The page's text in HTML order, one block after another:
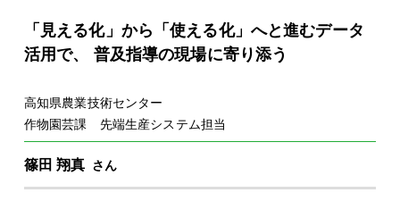
「見える化」から「使える化」へと進むデータ
活用で、 普及指導の現場に寄り添う
高知県農業技術センター
作物園芸課 先端生産システム担当
篠田 翔真 さん